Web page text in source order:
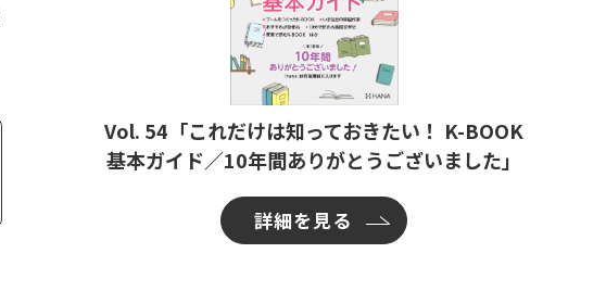
Vol. 54「これだけは知っておきたい！ K-BOOK
基本ガイド／10年間ありがとうございました」
詳細を見る